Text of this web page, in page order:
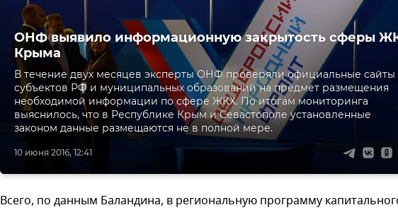
10 июня 2016, 12:41
ОНФ выявило информационную закрытость сферы
Крыма
В течение двух месяцев эксперты ОНФ проверяли официальные сайты
субъектов РФ и муниципальных образований на предмет размещения
необходимой информации по сфере ЖКХ. По итогам мониторинга
выяснилось, что в Республике Крым и Севастополе установленные
законом данные размещаются не в полной мере.
Всего, по данным Баландина, в региональную программу